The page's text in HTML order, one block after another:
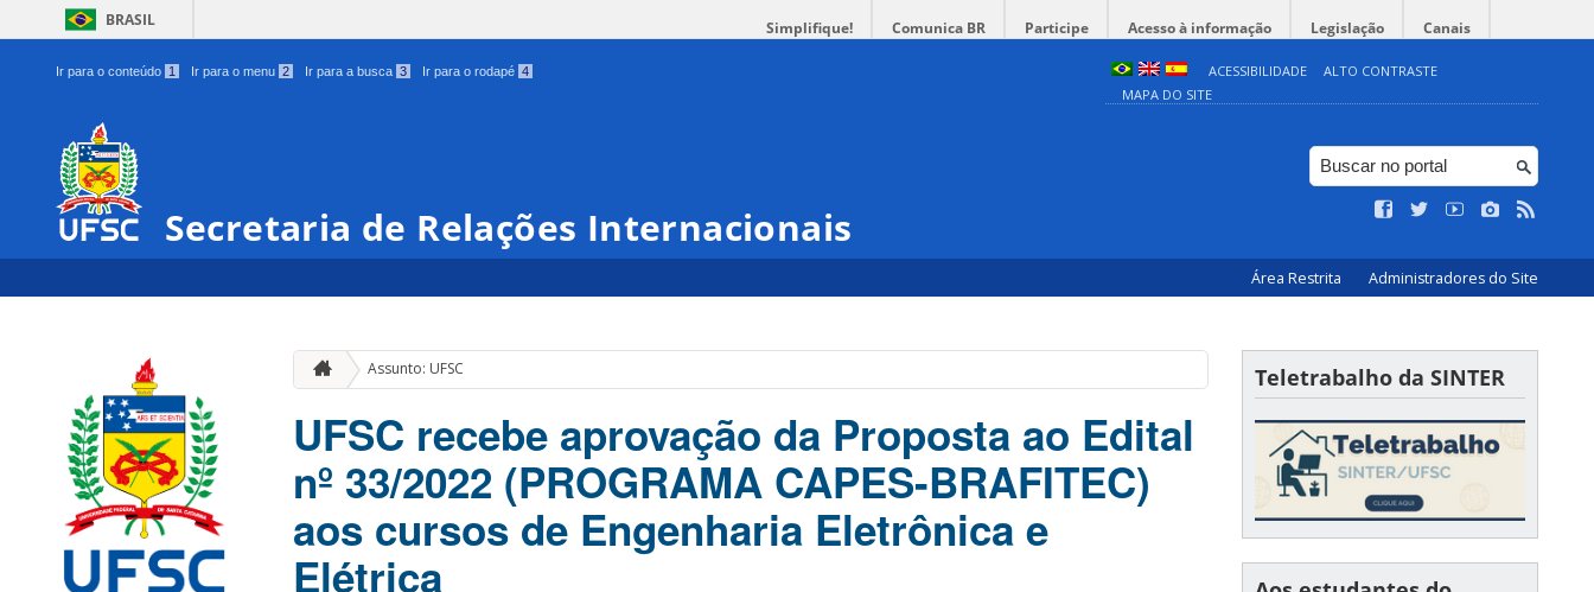
BRASIL Simplifique! Comunica BR Participe Acesso à informação Legislação Canais
Ir para o conteúdo 1 Ir para o menu 2 Ir para a busca 3 Ir para o rodapé 4 ACESSIBILIDADE
ALTO CONTRASTE
MAPA DO SITE
Secretaria de Relações Internacionais
Área Restrita Administradores do Site
Assunto: UFSC
UFSC recebe aprovação da Proposta ao Edital
nº 33/2022 (PROGRAMA CAPES-BRAFITEC)
aos cursos de Engenharia Eletrônica e
Elétrica
Teletrabalho da SINTER